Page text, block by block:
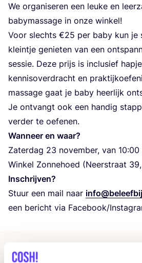
We orga­ni­se­ren een leu­ke en
baby­mas­sa­ge in onze winkel!
Voor slechts €25 per baby kun je
klein­tje genie­ten van een
ses­sie. Deze prijs is inclu­sief
ken­nis­over­dracht en
mas­sa­ge gaat je baby heer­lijk
Je ont­vangt ook een han­dig
ver­der te oefenen.
Wan­neer en waar?
Zater­dag 23 novem­ber, van 10:00
Win­kel Zon­ne­hoed (Neer­straat 39,
Inschrij­ven?
Stuur een mail naar
een bericht via Facebook/​
Andere evenementen